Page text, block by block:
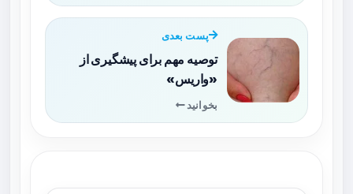
پست بعدی
توصیه مهم برای پیشگیری از
«واریس»
بخوانید